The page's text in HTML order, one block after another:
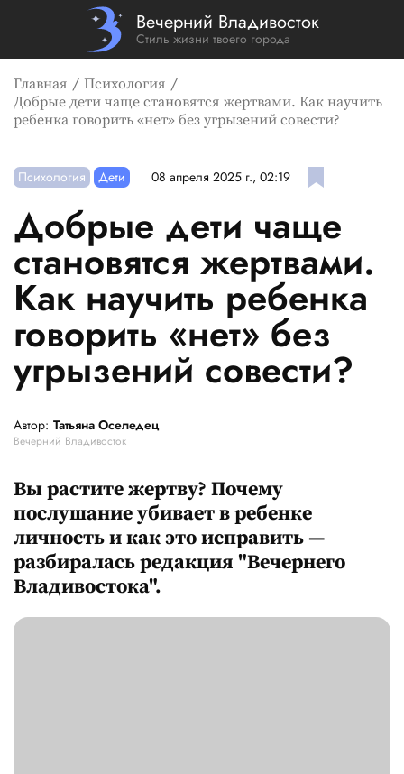
Вечерний Владивосток
Стиль жизни твоего города
Главная
Психология
Добрые дети чаще становятся жертвами. Как научить
ребенка говорить «нет» без угрызений совести?
Психология Дети 08 апреля 2025 г., 02:19
Добрые дети чаще
становятся жертвами.
Как научить ребенка
говорить «нет» без
угрызений совести?
Автор: Татьяна Оселедец
Вечерний Владивосток
Вы растите жертву? Почему
послушание убивает в ребенке
личность и как это исправить —
разбиралась редакция "Вечернего
Владивостока".